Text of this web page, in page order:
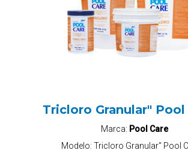
Tricloro Granular" Pool
Marca: Pool Care
Modelo: Tricloro Granular" Pool